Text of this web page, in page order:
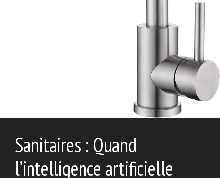
Sanitaires : Quand
l’intelligence artificielle